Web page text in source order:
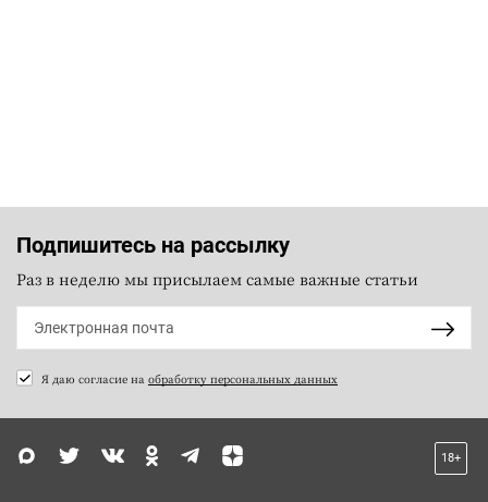
Подпишитесь на рассылку
Раз в неделю мы присылаем самые важные статьи
Я даю согласие на обработку персональных данных
18+